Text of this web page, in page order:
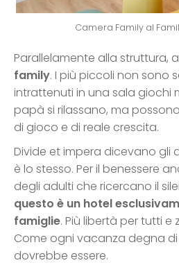
Camera Family al
Parallelamente alla struttura,
family. I più piccoli non sono
intrattenuti in una sala giochi
papà si rilassano, ma
di gioco e di reale crescita.
Divide et impera dicevano gli
è lo stesso. Per il benessere
degli adulti che ricercano il
questo è un hotel
famiglie. Più libertà per tutti e
Come ogni vacanza degna
dovrebbe essere.